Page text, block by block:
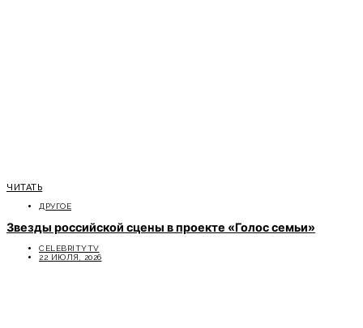
ЧИТАТЬ
ДРУГОЕ
Звезды российской сцены в проекте «Голос семьи»
CELEBRITYTV
22 ИЮЛЯ, 2026